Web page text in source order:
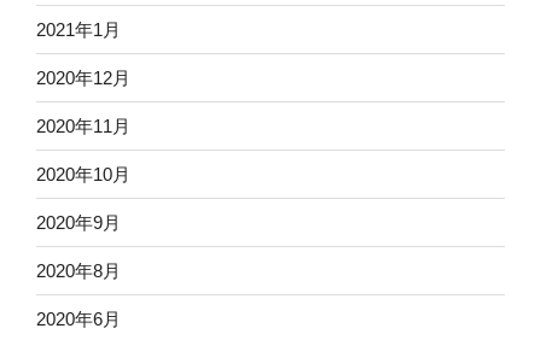
2021年1月
2020年12月
2020年11月
2020年10月
2020年9月
2020年8月
2020年6月